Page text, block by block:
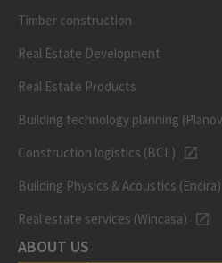
Timber construction
Real Estate Development
Real Estate Products
Building technology planning
Construction logistics (BCL)
Building Physics & Acoustics (Encira)
Real estate services (Wincasa)
ABOUT US